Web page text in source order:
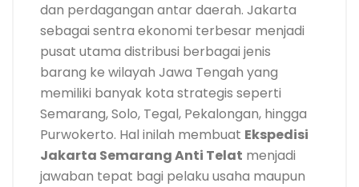
dan perdagangan antar daerah. Jakarta
sebagai sentra ekonomi terbesar menjadi
pusat utama distribusi berbagai jenis
barang ke wilayah Jawa Tengah yang
memiliki banyak kota strategis seperti
Semarang, Solo, Tegal, Pekalongan, hingga
Purwokerto. Hal inilah membuat Ekspedisi
Jakarta Semarang Anti Telat menjadi
jawaban tepat bagi pelaku usaha maupun